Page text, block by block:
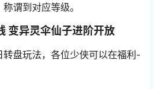
谓到对应等级。
变异灵伞仙子进阶开放
盘玩法，各位少侠可以在福利-